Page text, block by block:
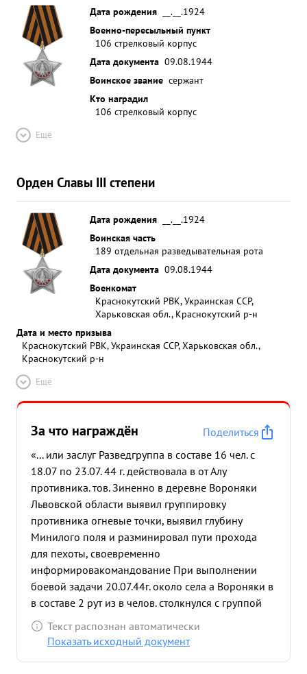
Дата рождения
__.__.1924
Военно-пересыльный пункт
106 стрелковый корпус
Дата документа 09.08.1944
Воинское звание сержант
Кто наградил
106 стрелковый корпус
Ещё
Орден Славы III степени
Дата рождения
__.__.1924
Воинская часть
189 отдельная разведывательная рота
Дата документа 09.08.1944
Военкомат
Краснокутский РВК, Украинская ССР,
Харьковская обл., Краснокутский р-н
Дата и место призыва
Краснокутский РВК, Украинская ССР, Харьковская обл.,
Краснокутский р-н
Ещё
За что награждён
Поделиться
«... или заслуг Разведгруппа в составе 16 чел. с
18.07 по 23.07. 44 г. действовала в от Алу
противника. тов. Зиненно в деревне Вороняки
Львовской области выявил группировку
противника огневые точки, выявил глубину
Минилого поля и разминировал пути прохода
для пехоты, своевременно
информировакомандование При выполнении
боевой задачи 20.07.44г. около села а Вороняки в
в составе 2 рут из в челов. столкнулся с группой
противника в киличестве около 30 человек тов.
Зиненко подав команду Вперед первым смело и
Текст распознан автоматически
Показать исходный документ